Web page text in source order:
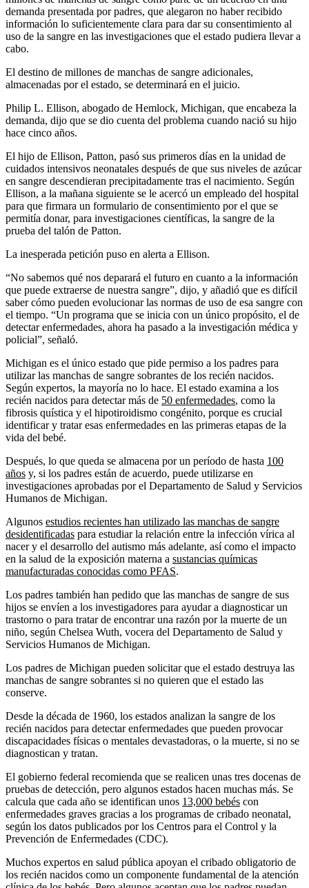
demanda presentada por padres, que alegaron no haber recibido
información lo suficientemente clara para dar su consentimiento al
uso de la sangre en las investigaciones que el estado pudiera llevar a
cabo.
El destino de millones de manchas de sangre adicionales,
almacenadas por el estado, se determinará en el juicio.
Philip L. Ellison, abogado de Hemlock, Michigan, que encabeza la
demanda, dijo que se dio cuenta del problema cuando nació su hijo
hace cinco años.
El hijo de Ellison, Patton, pasó sus primeros días en la unidad de
cuidados intensivos neonatales después de que sus niveles de azúcar
en sangre descendieran precipitadamente tras el nacimiento. Según
Ellison, a la mañana siguiente se le acercó un empleado del hospital
para que firmara un formulario de consentimiento por el que se
permitía donar, para investigaciones científicas, la sangre de la
prueba del talón de Patton.
La inesperada petición puso en alerta a Ellison.
“No sabemos qué nos deparará el futuro en cuanto a la información
que puede extraerse de nuestra sangre”, dijo, y añadió que es difícil
saber cómo pueden evolucionar las normas de uso de esa sangre con
el tiempo. “Un programa que se inicia con un único propósito, el de
detectar enfermedades, ahora ha pasado a la investigación médica y
policial”, señaló.
Michigan es el único estado que pide permiso a los padres para
utilizar las manchas de sangre sobrantes de los recién nacidos.
Según expertos, la mayoría no lo hace. El estado examina a los
recién nacidos para detectar más de 50 enfermedades, como la
fibrosis quística y el hipotiroidismo congénito, porque es crucial
identificar y tratar esas enfermedades en las primeras etapas de la
vida del bebé.
Después, lo que queda se almacena por un período de hasta 100
años y, si los padres están de acuerdo, puede utilizarse en
investigaciones aprobadas por el Departamento de Salud y Servicios
Humanos de Michigan.
Algunos estudios recientes han utilizado las manchas de sangre
desidentificadas para estudiar la relación entre la infección vírica al
nacer y el desarrollo del autismo más adelante, así como el impacto
en la salud de la exposición materna a sustancias químicas
manufacturadas conocidas como PFAS.
Los padres también han pedido que las manchas de sangre de sus
hijos se envíen a los investigadores para ayudar a diagnosticar un
trastorno o para tratar de encontrar una razón por la muerte de un
niño, según Chelsea Wuth, vocera del Departamento de Salud y
Servicios Humanos de Michigan.
Los padres de Michigan pueden solicitar que el estado destruya las
manchas de sangre sobrantes si no quieren que el estado las
conserve.
Desde la década de 1960, los estados analizan la sangre de los
recién nacidos para detectar enfermedades que pueden provocar
discapacidades físicas o mentales devastadoras, o la muerte, si no se
diagnostican y tratan.
El gobierno federal recomienda que se realicen unas tres docenas de
pruebas de detección, pero algunos estados hacen muchas más. Se
calcula que cada año se identifican unos 13,000 bebés con
enfermedades graves gracias a los programas de cribado neonatal,
según los datos publicados por los Centros para el Control y la
Prevención de Enfermedades (CDC).
Muchos expertos en salud pública apoyan el cribado obligatorio de
los recién nacidos como un componente fundamental de la atención